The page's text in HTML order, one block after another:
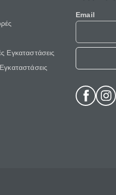
Εγκαταστάσεις
Email